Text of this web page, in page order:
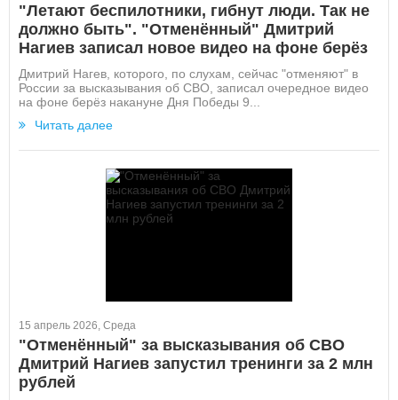
"Летают беспилотники, гибнут люди. Так не
должно быть". "Отменённый" Дмитрий
Нагиев записал новое видео на фоне берёз
Дмитрий Нагев, которого, по слухам, сейчас "отменяют" в
России за высказывания об СВО, записал очередное видео
на фоне берёз накануне Дня Победы 9...
Читать далее
15 апрель 2026, Среда
"Отменённый" за высказывания об СВО
Дмитрий Нагиев запустил тренинги за 2 млн
рублей